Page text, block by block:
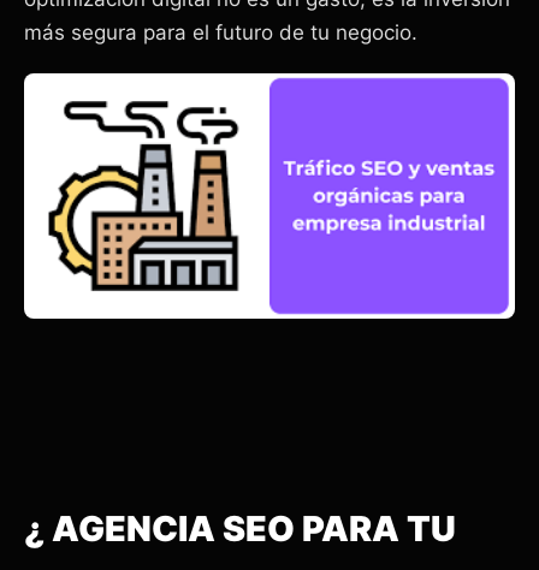
más segura para el futuro de tu negocio.
¿ AGENCIA SEO PARA TU